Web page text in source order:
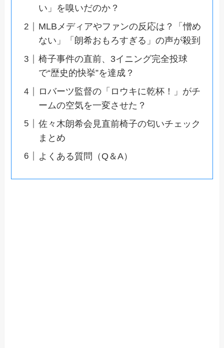
い」を嗅いだのか？
MLBメディアやファンの反応は？「憎め
ない」「朗希おもろすぎる」の声が殺到
椅子事件の直前、3イニング完全投球
で“歴史的快挙”を達成？
ロバーツ監督の「ロウキに乾杯！」がチ
ームの空気を一変させた？
佐々木朗希会見直前椅子の匂いチェック
まとめ
よくある質問（Q＆A）